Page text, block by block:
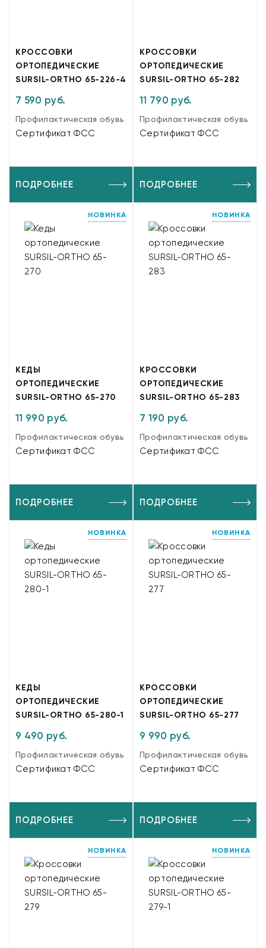
КРОССОВКИ
ОРТОПЕДИЧЕСКИЕ
SURSIL-ORTHO 65-226-4
7 590 руб.
Профилактическая обувь
Сертификат ФСС
ПОДРОБНЕЕ
КРОССОВКИ
ОРТОПЕДИЧЕСКИЕ
SURSIL-ORTHO 65-282
11 790 руб.
Профилактическая обувь
Сертификат ФСС
ПОДРОБНЕЕ
НОВИНКА
КЕДЫ
ОРТОПЕДИЧЕСКИЕ
SURSIL-ORTHO 65-270
11 990 руб.
Профилактическая обувь
Сертификат ФСС
ПОДРОБНЕЕ
НОВИНКА
КРОССОВКИ
ОРТОПЕДИЧЕСКИЕ
SURSIL-ORTHO 65-283
7 190 руб.
Профилактическая обувь
Сертификат ФСС
ПОДРОБНЕЕ
НОВИНКА
КЕДЫ
ОРТОПЕДИЧЕСКИЕ
SURSIL-ORTHO 65-280-1
9 490 руб.
Профилактическая обувь
Сертификат ФСС
ПОДРОБНЕЕ
НОВИНКА
КРОССОВКИ
ОРТОПЕДИЧЕСКИЕ
SURSIL-ORTHO 65-277
9 990 руб.
Профилактическая обувь
Сертификат ФСС
ПОДРОБНЕЕ
НОВИНКА НОВИНКА